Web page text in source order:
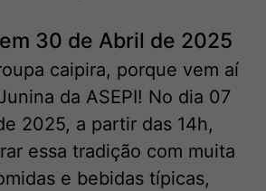
30 de Abril de 2025
caipira, porque vem aí
da ASEPI! No dia 07
2025, a partir das 14h,
essa tradição com muita
e bebidas típicas,